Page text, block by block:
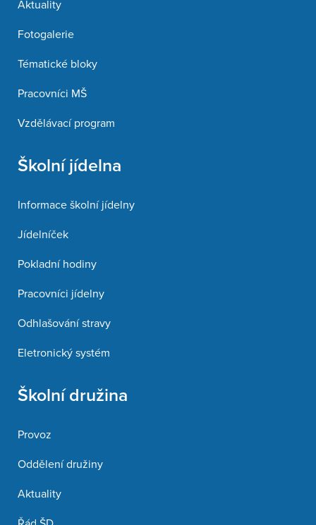
Aktuality
Fotogalerie
Tématické bloky
Pracovníci MŠ
Vzdělávací program
Školní jídelna
Informace školní jídelny
Jídelníček
Pokladní hodiny
Pracovníci jídelny
Odhlašování stravy
Eletronický systém
Školní družina
Provoz
Oddělení družiny
Aktuality